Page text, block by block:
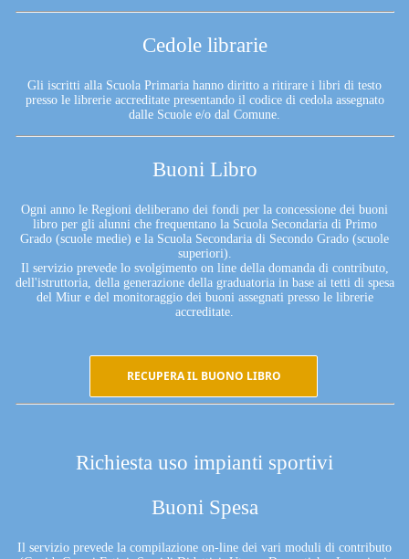
Cedole librarie
Gli iscritti alla Scuola Primaria hanno diritto a ritirare i libri di testo
presso le librerie accreditate presentando il codice di cedola assegnato
dalle Scuole e/o dal Comune.
Buoni Libro
Ogni anno le Regioni deliberano dei fondi per la concessione dei buoni
libro per gli alunni che frequentano la Scuola Secondaria di Primo
Grado (scuole medie) e la Scuola Secondaria di Secondo Grado (scuole
superiori).
Il servizio prevede lo svolgimento on line della domanda di contributo,
dell'istruttoria, della generazione della graduatoria in base ai tetti di spesa
del Miur e del monitoraggio dei buoni assegnati presso le librerie
accreditate.
RECUPERA IL BUONO LIBRO
Richiesta uso impianti sportivi
Buoni Spesa
Il servizio prevede la compilazione on-line dei vari moduli di contributo